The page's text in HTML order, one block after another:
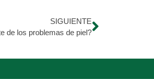
SIGUIENTE
de los problemas de piel?